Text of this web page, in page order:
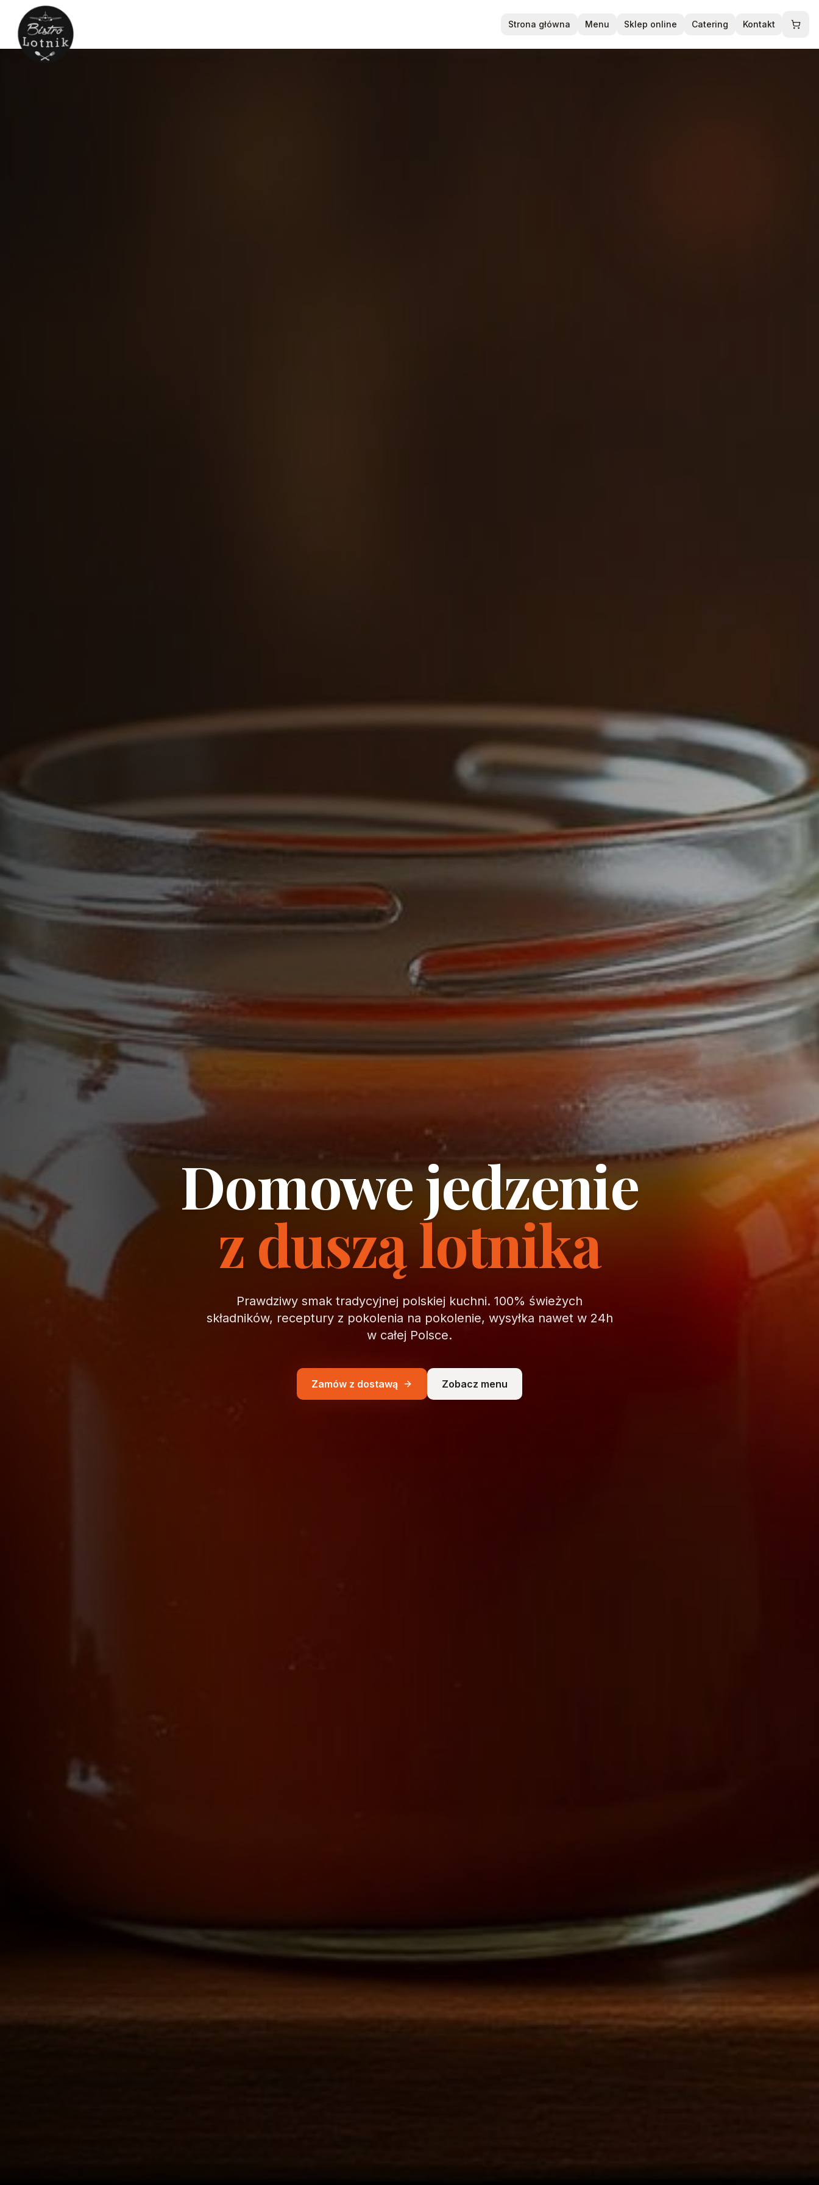
Strona główna Menu Sklep online Catering Kontakt
Domowe jedzenie
z duszą lotnika
Prawdziwy smak tradycyjnej polskiej kuchni. 100% świeżych
składników, receptury z pokolenia na pokolenie, wysyłka nawet w 24h
w całej Polsce.
Zamów z dostawą Zobacz menu